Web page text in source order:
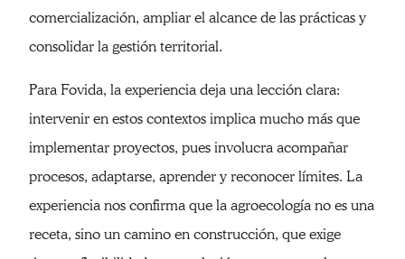
comercialización, ampliar el alcance de las prácticas y
consolidar la gestión territorial.
Para Fovida, la experiencia deja una lección clara:
intervenir en estos contextos implica mucho más que
implementar proyectos, pues involucra acompañar
procesos, adaptarse, aprender y reconocer límites. La
experiencia nos confirma que la agroecología no es una
receta, sino un camino en construcción, que exige